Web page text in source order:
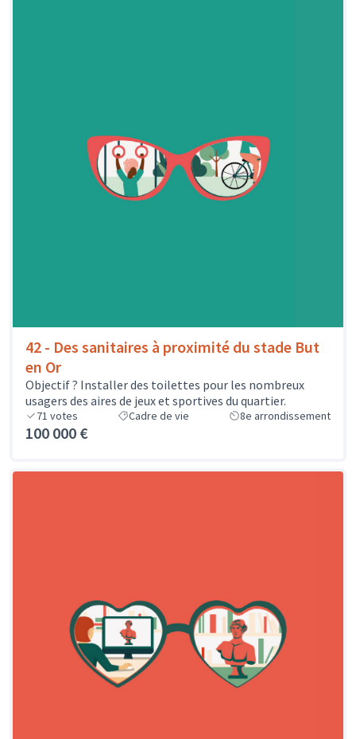
42 - Des sanitaires à proximité du stade But
en Or
Objectif ? Installer des toilettes pour les nombreux
usagers des aires de jeux et sportives du quartier.
71 votes Cadre de vie 8e arrondissement
100 000 €